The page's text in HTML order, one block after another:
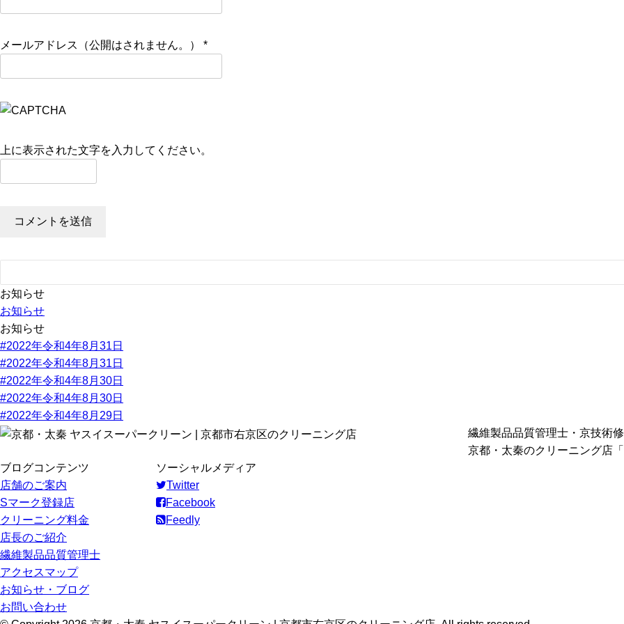
メールアドレス（公開はされません。） *
上に表示された文字を入力してください。
お知らせ
お知らせ
お知らせ
#2022年令和4年8月31日
#2022年令和4年8月31日
#2022年令和4年8月30日
#2022年令和4年8月30日
#2022年令和4年8月29日
繊維製品品質管理士・京技術
京都・太秦のクリーニング店
ブログコンテンツ
店舗のご案内
Sマーク登録店
クリーニング料金
店長のご紹介
繊維製品品質管理士
アクセスマップ
お知らせ・ブログ
お問い合わせ
ソーシャルメディア
Twitter
Facebook
Feedly